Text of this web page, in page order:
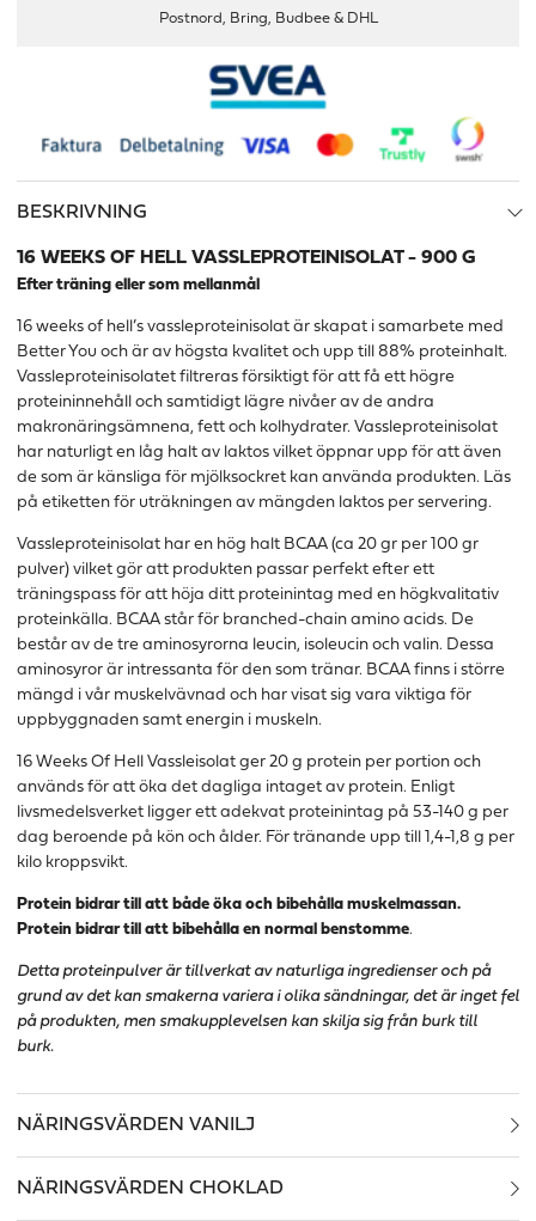
Postnord, Bring, Budbee & DHL
BESKRIVNING
16 WEEKS OF HELL VASSLEPROTEINISOLAT - 900 G
Efter träning eller som mellanmål
16 weeks of hell’s vassleproteinisolat är skapat i samarbete med
Better You och är av högsta kvalitet och upp till 88% proteinhalt.
Vassleproteinisolatet filtreras försiktigt för att få ett högre
proteininnehåll och samtidigt lägre nivåer av de andra
makronäringsämnena, fett och kolhydrater. Vassleproteinisolat
har naturligt en låg halt av laktos vilket öppnar upp för att även
de som är känsliga för mjölksockret kan använda produkten. Läs
på etiketten för uträkningen av mängden laktos per servering.
Vassleproteinisolat har en hög halt BCAA (ca 20 gr per 100 gr
pulver) vilket gör att produkten passar perfekt efter ett
träningspass för att höja ditt proteinintag med en högkvalitativ
proteinkälla. BCAA står för branched-chain amino acids. De
består av de tre aminosyrorna leucin, isoleucin och valin. Dessa
aminosyror är intressanta för den som tränar. BCAA finns i större
mängd i vår muskelvävnad och har visat sig vara viktiga för
uppbyggnaden samt energin i muskeln.
16 Weeks Of Hell Vassleisolat ger 20 g protein per portion och
används för att öka det dagliga intaget av protein. Enligt
livsmedelsverket ligger ett adekvat proteinintag på 53-140 g per
dag beroende på kön och ålder. För tränande upp till 1,4-1,8 g per
kilo kroppsvikt.
Protein bidrar till att både öka och bibehålla muskelmassan.
Protein bidrar till att bibehålla en normal benstomme.
Detta proteinpulver är tillverkat av naturliga ingredienser och på
grund av det kan smakerna variera i olika sändningar, det är inget fel
på produkten, men smakupplevelsen kan skilja sig från burk till
burk.
NÄRINGSVÄRDEN VANILJ
NÄRINGSVÄRDEN CHOKLAD